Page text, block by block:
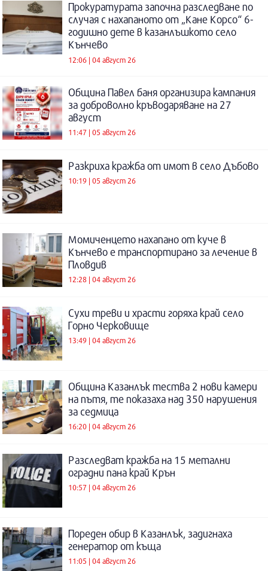
Прокуратурата започна разследване по
случая с нахапаното от „Кане Корсо“ 6-
годишно дете в казанлъшкото село
Кънчево
12:06 | 04 август 26
Община Павел баня организира кампания
за доброволно кръводаряване на 27
август
11:47 | 05 август 26
Разкриха кражба от имот в село Дъбово
10:19 | 05 август 26
Момиченцето нахапано от куче в
Кънчево е транспортирано за лечение в
Пловдив
12:28 | 04 август 26
Сухи треви и храсти горяха край село
Горно Черковище
13:49 | 04 август 26
Община Казанлък тества 2 нови камери
на пътя, те показаха над 350 нарушения
за седмица
16:20 | 04 август 26
Разследват кражба на 15 метални
оградни пана край Крън
10:57 | 04 август 26
Пореден обир в Казанлък, задигнаха
генератор от къща
11:05 | 04 август 26